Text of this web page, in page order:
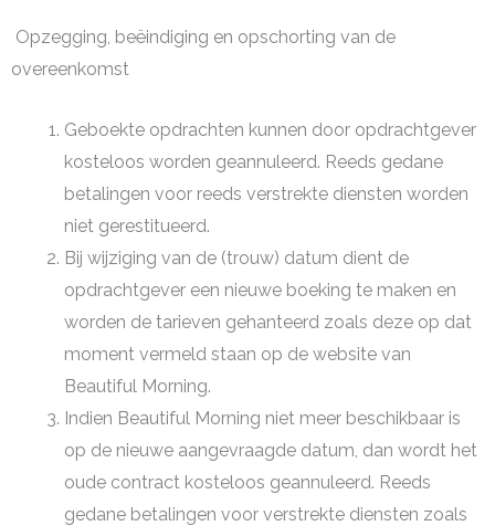
Opzegging, beëindiging en opschorting van de
overeenkomst
Geboekte opdrachten kunnen door opdrachtgever
kosteloos worden geannuleerd. Reeds gedane
betalingen voor reeds verstrekte diensten worden
niet gerestitueerd.
Bij wijziging van de (trouw) datum dient de
opdrachtgever een nieuwe boeking te maken en
worden de tarieven gehanteerd zoals deze op dat
moment vermeld staan op de website van
Beautiful Morning.
Indien Beautiful Morning niet meer beschikbaar is
op de nieuwe aangevraagde datum, dan wordt het
oude contract kosteloos geannuleerd. Reeds
gedane betalingen voor verstrekte diensten zoals